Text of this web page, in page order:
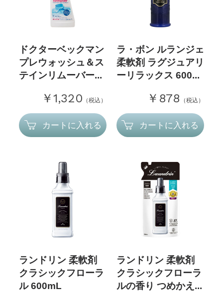
ドクターベックマン
プレウォッシュ＆ス
テインリムーバー...
￥1,320 （税込）
カートに入れる
ラ・ボン ルランジェ
柔軟剤 ラグジュアリ
ーリラックス 600...
￥878 （税込）
カートに入れる
ランドリン 柔軟剤
クラシックフローラ
ル 600mL
ランドリン 柔軟剤
クラシックフローラ
ルの香り つめかえ...